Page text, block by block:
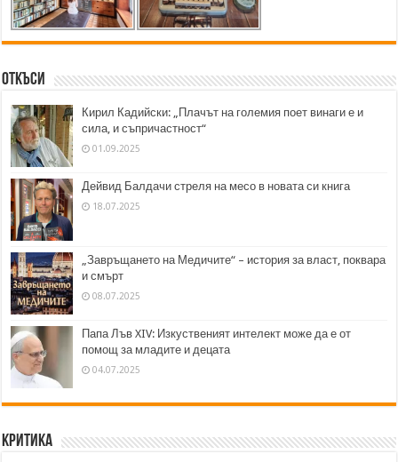
Откъси
Кирил Кадийски: „Плачът на големия поет винаги е и
сила, и съпричастност“
01.09.2025
Дейвид Балдачи стреля на месо в новата си книга
18.07.2025
„Завръщането на Медичите“ – история за власт, поквара
и смърт
08.07.2025
Папа Лъв XIV: Изкуственият интелект може да е от
помощ за младите и децата
04.07.2025
Критика